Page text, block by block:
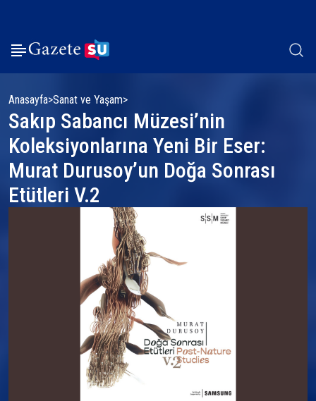
Anasayfa Sanat ve Yaşam
Sakıp Sabancı Müzesi’nin
Koleksiyonlarına Yeni Bir Eser:
Murat Durusoy’un Doğa Sonrası
Etütleri V.2